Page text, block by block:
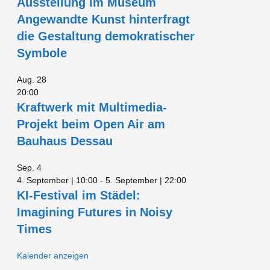
Angewandte Kunst hinterfragt
die Gestaltung demokratischer
Symbole
Aug. 28
20:00
Kraftwerk mit Multimedia-
Projekt beim Open Air am
Bauhaus Dessau
Sep. 4
4. September | 10:00 - 5. September | 22:00
KI-Festival im Städel:
Imagining Futures in Noisy
Times
Kalender anzeigen